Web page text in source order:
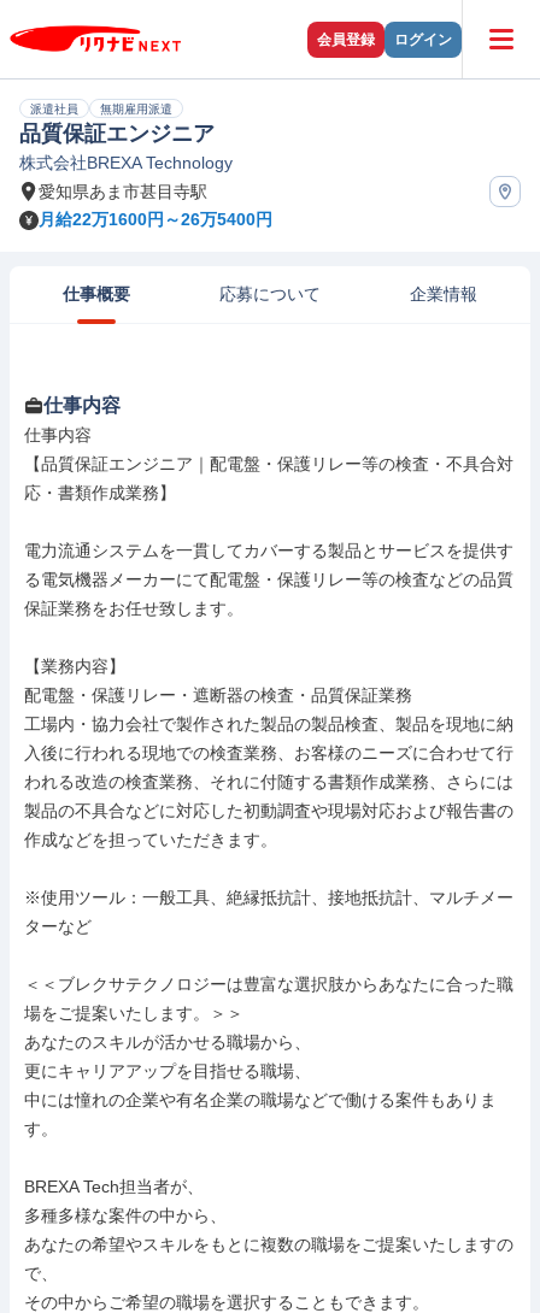
会員登録 ログイン
派遣社員 無期雇用派遣
品質保証エンジニア
株式会社BREXA Technology
愛知県あま市甚目寺駅
月給22万1600円～26万5400円
仕事概要 応募について 企業情報
仕事内容
仕事内容
【品質保証エンジニア｜配電盤・保護リレー等の検査・不具合対
応・書類作成業務】
電力流通システムを一貫してカバーする製品とサービスを提供す
る電気機器メーカーにて配電盤・保護リレー等の検査などの品質
保証業務をお任せ致します。
【業務内容】
配電盤・保護リレー・遮断器の検査・品質保証業務
工場内・協力会社で製作された製品の製品検査、製品を現地に納
入後に行われる現地での検査業務、お客様のニーズに合わせて行
われる改造の検査業務、それに付随する書類作成業務、さらには
製品の不具合などに対応した初動調査や現場対応および報告書の
作成などを担っていただきます。
※使用ツール：一般工具、絶縁抵抗計、接地抵抗計、マルチメー
ターなど
＜＜ブレクサテクノロジーは豊富な選択肢からあなたに合った職
場をご提案いたします。＞＞
あなたのスキルが活かせる職場から、
更にキャリアアップを目指せる職場、
中には憧れの企業や有名企業の職場などで働ける案件もありま
す。
BREXA Tech担当者が、
多種多様な案件の中から、
あなたの希望やスキルをもとに複数の職場をご提案いたしますの
で、
その中からご希望の職場を選択することもできます。